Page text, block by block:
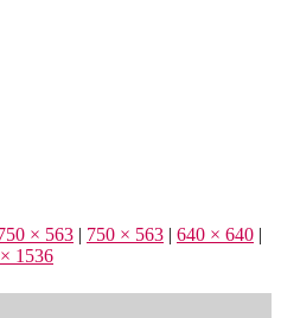
× 563 | 750 × 563 | 640 × 640 |
1536